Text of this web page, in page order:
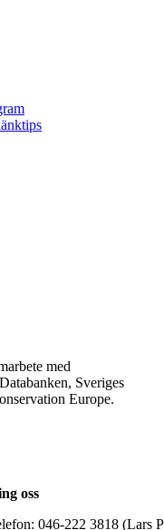
med
Sveriges
Europe.
oss
046-222 3818 (Lars